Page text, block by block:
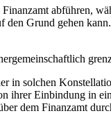
Finanzamt abführen,
den Grund gehen
in solchen
ihrer Einbindung in
dem Finanzamt